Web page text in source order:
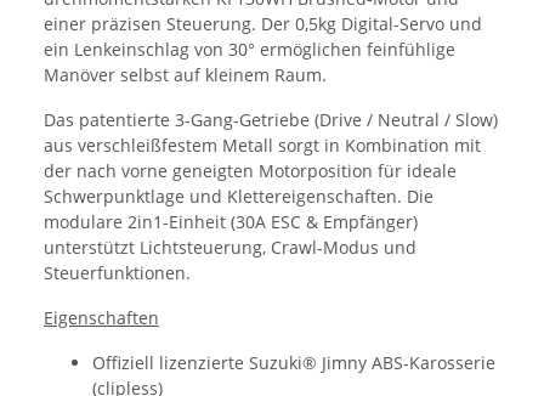
einer präzisen Steuerung. Der 0,5kg Digital-Servo und
ein Lenkeinschlag von 30° ermöglichen feinfühlige
Manöver selbst auf kleinem Raum.
Das patentierte 3-Gang-Getriebe (Drive / Neutral / Slow)
aus verschleißfestem Metall sorgt in Kombination mit
der nach vorne geneigten Motorposition für ideale
Schwerpunktlage und Klettereigenschaften. Die
modulare 2in1-Einheit (30A ESC & Empfänger)
unterstützt Lichtsteuerung, Crawl-Modus und
Steuerfunktionen.
Eigenschaften
Offiziell lizenzierte Suzuki® Jimny ABS-Karosserie
(clipless)